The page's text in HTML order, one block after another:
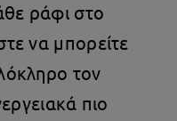
ράφι στο
να μπορείτε
τον
πιο